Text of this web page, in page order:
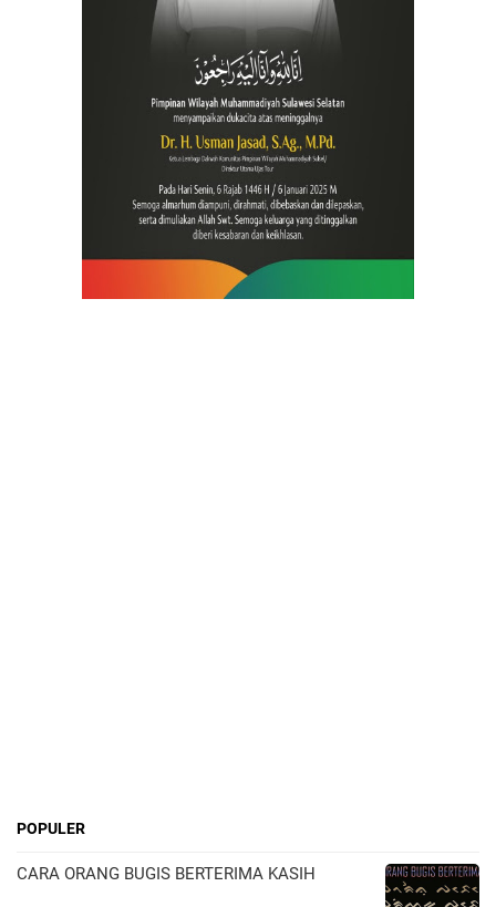
POPULER
CARA ORANG BUGIS BERTERIMA KASIH